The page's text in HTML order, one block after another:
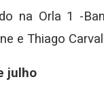
na Orla 1 -
e Thiago
julho